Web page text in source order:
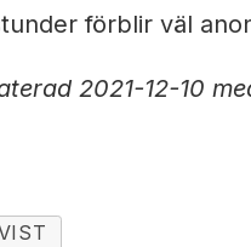
förblir väl
2021-12-10